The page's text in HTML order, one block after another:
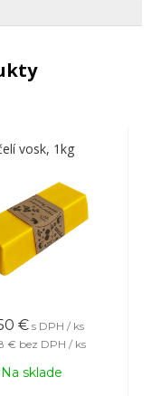
vosk, 1kg
€ s DPH / ks
€ bez DPH / ks
Na sklade